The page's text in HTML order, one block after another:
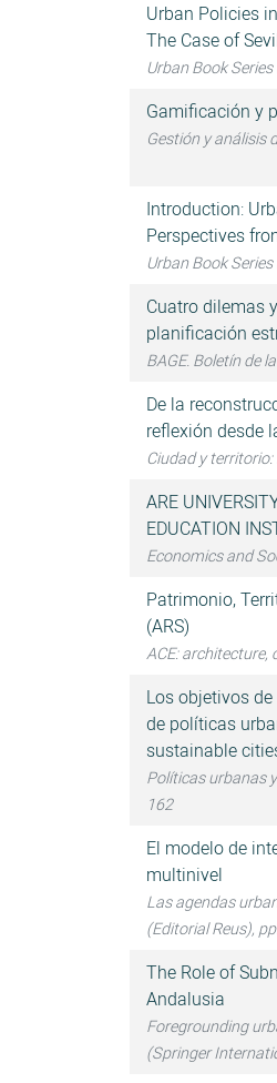
Urban Policies
The Case of
Urban Book
Gamificación y
Gestión y análisis
Introduction:
Perspectives
Urban Book
Cuatro dilemas
planificación
BAGE. Boletín de
De la
reflexión desde
Ciudad y
ARE
EDUCATION
Economics and
Patrimonio,
(ARS)
ACE: architecture,
Los objetivos
de políticas
sustainable
Políticas urbanas
162
El modelo de
multinivel
Las agendas
(Editorial Reus),
The Role of
Andalusia
Foregrounding
(Springer